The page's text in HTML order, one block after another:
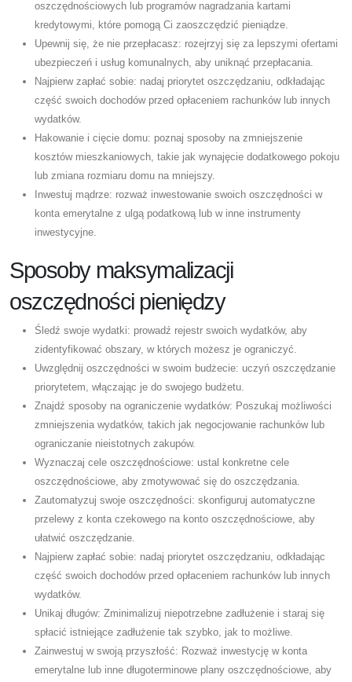
oszczędnościowych lub programów nagradzania kartami
kredytowymi, które pomogą Ci zaoszczędzić pieniądze.
Upewnij się, że nie przepłacasz: rozejrzyj się za lepszymi ofertami
ubezpieczeń i usług komunalnych, aby uniknąć przepłacania.
Najpierw zapłać sobie: nadaj priorytet oszczędzaniu, odkładając
część swoich dochodów przed opłaceniem rachunków lub innych
wydatków.
Hakowanie i cięcie domu: poznaj sposoby na zmniejszenie
kosztów mieszkaniowych, takie jak wynajęcie dodatkowego pokoju
lub zmiana rozmiaru domu na mniejszy.
Inwestuj mądrze: rozważ inwestowanie swoich oszczędności w
konta emerytalne z ulgą podatkową lub w inne instrumenty
inwestycyjne.
Sposoby maksymalizacji
oszczędności pieniędzy
Śledź swoje wydatki: prowadź rejestr swoich wydatków, aby
zidentyfikować obszary, w których możesz je ograniczyć.
Uwzględnij oszczędności w swoim budżecie: uczyń oszczędzanie
priorytetem, włączając je do swojego budżetu.
Znajdź sposoby na ograniczenie wydatków: Poszukaj możliwości
zmniejszenia wydatków, takich jak negocjowanie rachunków lub
ograniczanie nieistotnych zakupów.
Wyznaczaj cele oszczędnościowe: ustal konkretne cele
oszczędnościowe, aby zmotywować się do oszczędzania.
Zautomatyzuj swoje oszczędności: skonfiguruj automatyczne
przelewy z konta czekowego na konto oszczędnościowe, aby
ułatwić oszczędzanie.
Najpierw zapłać sobie: nadaj priorytet oszczędzaniu, odkładając
część swoich dochodów przed opłaceniem rachunków lub innych
wydatków.
Unikaj długów: Zminimalizuj niepotrzebne zadłużenie i staraj się
spłacić istniejące zadłużenie tak szybko, jak to możliwe.
Zainwestuj w swoją przyszłość: Rozważ inwestycję w konta
emerytalne lub inne długoterminowe plany oszczędnościowe, aby